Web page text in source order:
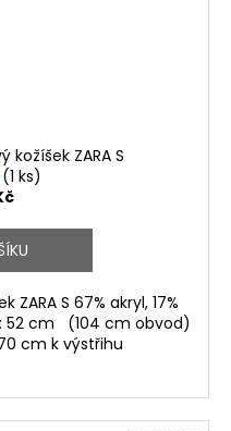
ZARA S
(1 ks)
S 67% akryl, 17%
52 cm (104 cm obvod)
cm k výstřihu